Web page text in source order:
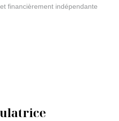
financièrement indépendante